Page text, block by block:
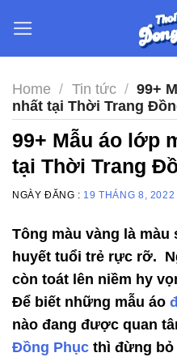
content
Home / Tin tức / 99+
nhất tại Thời Trang
99+ Mẫu áo lớp
tại Thời Trang
NGÀY ĐĂNG : 19 THÁNG 8, 2022
Tông màu vàng là màu
huyết tuổi trẻ rực rỡ.
còn toát lên niềm hy
Để biết những mẫu áo
nào đang được quan
Đồng Phục thì đừng bỏ